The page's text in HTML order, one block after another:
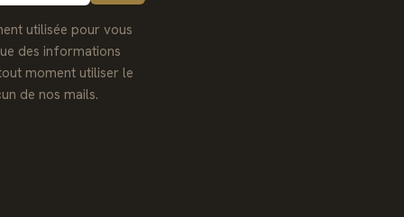
utilisée pour vous
des informations
moment utiliser le
de nos mails.